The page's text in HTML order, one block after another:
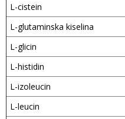
L-cistein
L-glutaminska kiselina
L-glicin
L-histidin
L-izoleucin
L-leucin